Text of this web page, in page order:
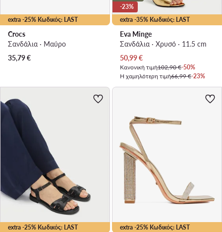
extra -25% Κωδικός: LAST
Crocs
Σανδάλια · Μαύρο
35,79€
extra -35% Κωδικός: LAST
-23%
Eva Minge
Σανδάλια · Χρυσό · 11.5 cm
Τρέχουσα τιμή
50,99€
Κανονική τιμή102,90 €-50%
Η χαμηλότερη τιμή66,99 €-23%
extra -25% Κωδικός: LAST extra -25% Κωδικός: LAST